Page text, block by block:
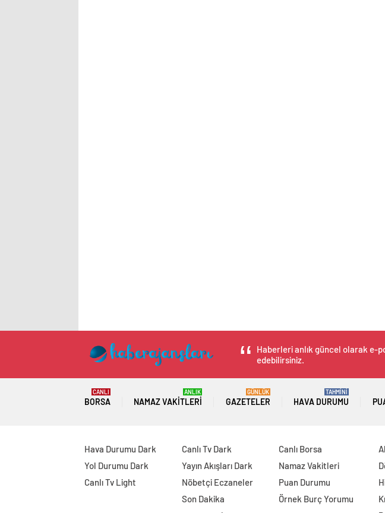
Haberleri anlık güncel olarak e-
edebilirsiniz.
BORSA
CANLI
NAMAZ VAKITLERI
ANLIK
GAZETELER
GÜNLÜK
HAVA DURUMU
TAHMİNİ
Hava Durumu Dark
Yol Durumu Dark
Canlı Tv Light
Canlı Tv Dark
Yayın Akışları Dark
Nöbetçi Eczaneler
Son Dakika
Canlı Borsa
Namaz Vakitleri
Puan Durumu
Örnek Burç Yorumu